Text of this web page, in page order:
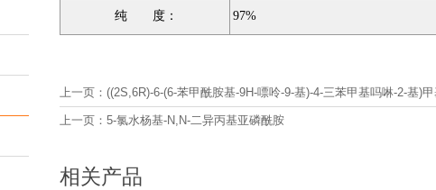
纯 度： 97%
上一页： ((2S,6R)-6-(6-苯甲酰胺基-9H-嘌呤-9-基)-4-三苯甲基吗啉-2-基)
上一页： 5-氯水杨基-N,N-二异丙基亚磷酰胺
相关产品